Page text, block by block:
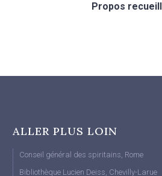
Propos
ALLER PLUS LOIN
Conseil général des spiritains, Rome
Bibliothèque Lucien Deiss, Chevilly-Larue